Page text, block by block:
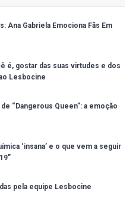
Ana Gabriela Emociona Fãs Em
é, gostar das suas virtudes e dos
Lesbocine
“Dangerous Queen”: a emoção
‘insana’ e o que vem a seguir
pela equipe Lesbocine